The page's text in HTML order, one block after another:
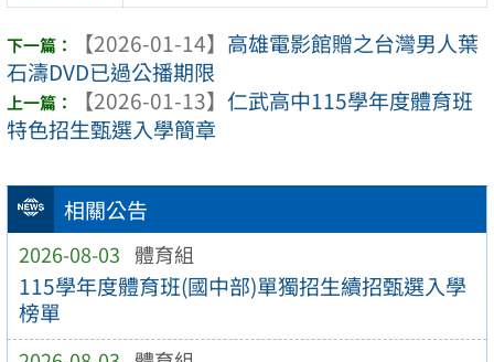
相關公告
2026-08-03 體育組
115學年度體育班(國中部)單獨招生續招甄選入學
榜單
【2026-01-14】 高雄電影館贈之台灣男人葉
石濤DVD已過公播期限
【2026-01-13】 仁武高中115學年度體育班
特色招生甄選入學簡章